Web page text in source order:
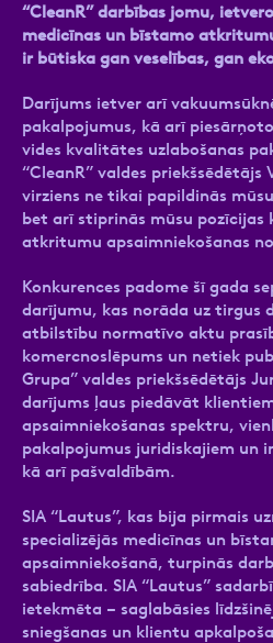
“CleanR” darbības jomu,
medicīnas un bīstamo
ir būtiska gan veselības, gan
Darījums ietver arī
pakalpojumus, kā arī
vides kvalitātes uzlabošanas
“CleanR” valdes priekšsēdētājs
virziens ne tikai papildinās
bet arī stiprinās mūsu pozīcijas
atkritumu apsaimniekošanas
Konkurences padome šī gada
darījumu, kas norāda uz tirgus
atbilstību normatīvo aktu
komercnoslēpums un netiek
Grupa” valdes priekšsēdētājs
darījums ļaus piedāvāt
apsaimniekošanas spektru,
pakalpojumus juridiskajiem un
kā arī pašvaldībām.
SIA “Lautus”, kas bija pirmais
specializējās medicīnas un
apsaimniekošanā, turpinās
sabiedrība. SIA “Lautus”
ietekmēta – saglabāsies
sniegšanas un klientu
Atzīmējiet, ka
apstrādei.Vairāk